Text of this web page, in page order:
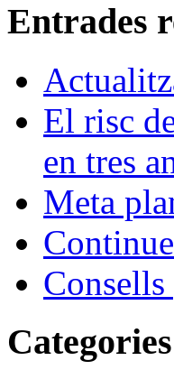
Entrades
El risc
en tres
Meta
Categories